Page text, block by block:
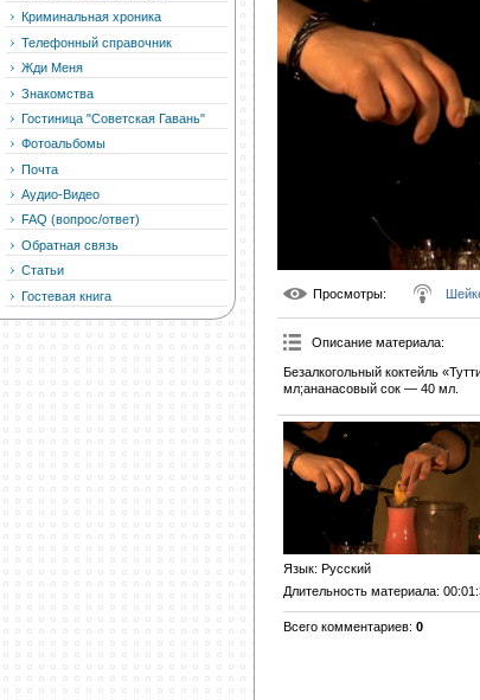
Криминальная хроника
Телефонный справочник
Жди Меня
Знакомства
Гостиница "Советская Гавань"
Фотоальбомы
Почта
Аудио-Видео
FAQ (вопрос/ответ)
Обратная связь
Статьи
Гостевая книга
Просмотры:
Описание материала:
Безалкогольный коктейль
мл;ананасовый сок — 40 мл.
Язык: Русский
Длительность материала:
Всего комментариев: 0